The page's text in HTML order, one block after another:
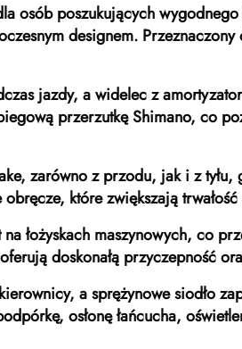
osób poszukujących
designem.
jazdy, a widelec z
przerzutkę Shimano, co
zarówno z przodu, jak i z
które zwiększają
łożyskach maszynowych, co
doskonałą przyczepność
a sprężynowe siodło
osłonę łańcucha,